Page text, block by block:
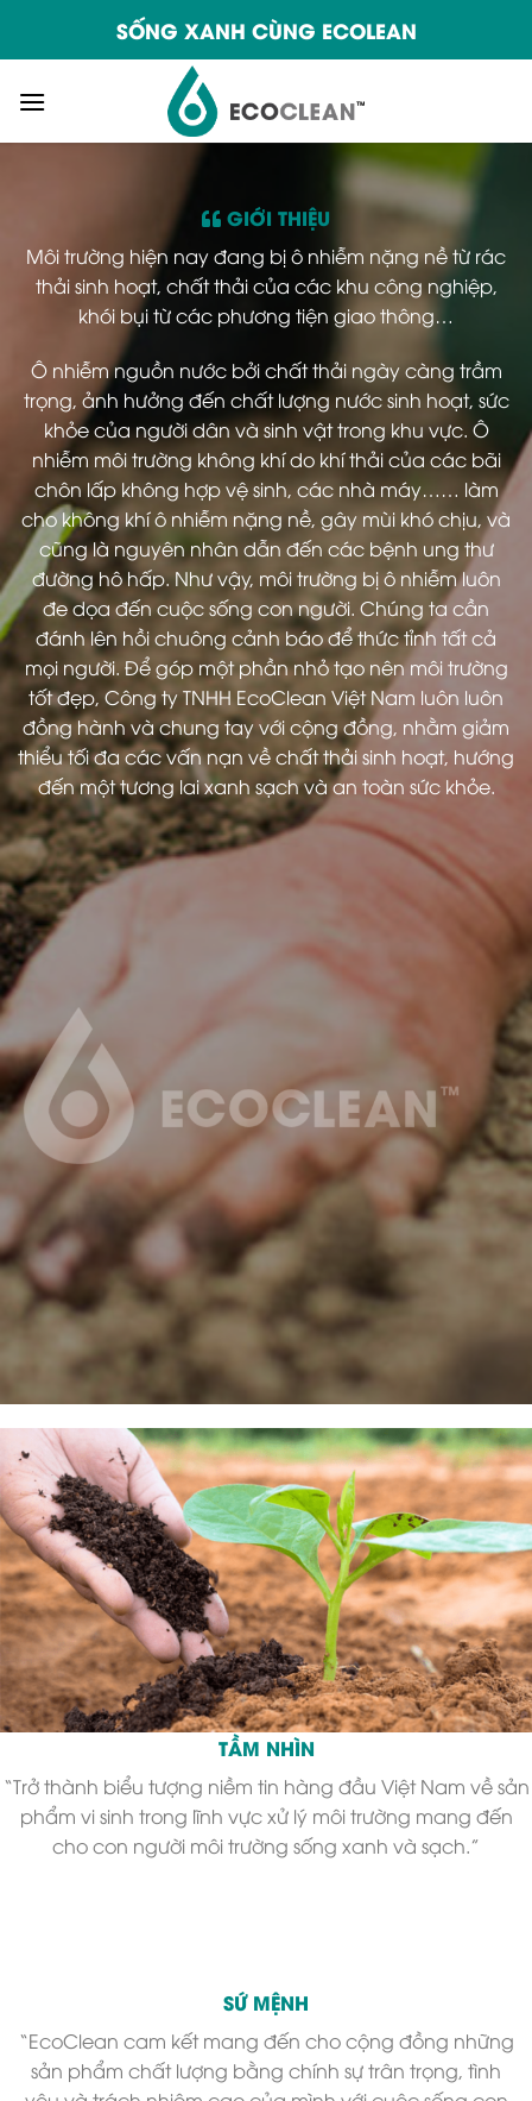
SỐNG XANH CÙNG ECOLEAN
GIỚI THIỆU
Môi trường hiện nay đang bị ô nhiễm nặng nề từ rác
thải sinh hoạt, chất thải của các khu công nghiệp,
khói bụi từ các phương tiện giao thông…
Ô nhiễm nguồn nước bởi chất thải ngày càng trầm
trọng, ảnh hưởng đến chất lượng nước sinh hoạt, sức
khỏe của người dân và sinh vật trong khu vực. Ô
nhiễm môi trường không khí do khí thải của các bãi
chôn lấp không hợp vệ sinh, các nhà máy…… làm
cho không khí ô nhiễm nặng nề, gây mùi khó chịu, và
cũng là nguyên nhân dẫn đến các bệnh ung thư
đường hô hấp. Như vậy, môi trường bị ô nhiễm luôn
đe dọa đến cuộc sống con người. Chúng ta cần
đánh lên hồi chuông cảnh báo để thức tỉnh tất cả
mọi người. Để góp một phần nhỏ tạo nên môi trường
tốt đẹp, Công ty TNHH EcoClean Việt Nam luôn luôn
đồng hành và chung tay với cộng đồng, nhằm giảm
thiểu tối đa các vấn nạn về chất thải sinh hoạt, hướng
đến một tương lai xanh sạch và an toàn sức khỏe.
TẦM NHÌN
“Trở thành biểu tượng niềm tin hàng đầu Việt Nam về sản
phẩm vi sinh trong lĩnh vực xử lý môi trường mang đến
cho con người môi trường sống xanh và sạch.”
SỨ MỆNH
“EcoClean cam kết mang đến cho cộng đồng những
sản phẩm chất lượng bằng chính sự trân trọng, tình